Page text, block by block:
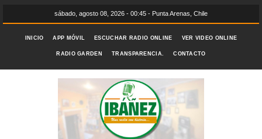
sábado, agosto 08, 2026 - 00:45 - Punta Arenas, Chile
INICIO APP MÓVIL ESCUCHAR RADIO ONLINE VER VIDEO ONLINE
RADIO GARDEN TRANSPARENCIA. CONTACTO